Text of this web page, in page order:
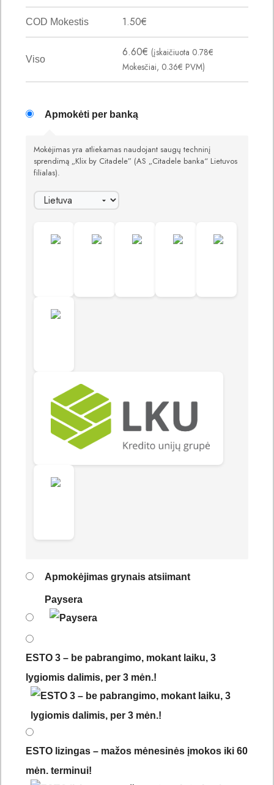
COD Mokestis 1.50€
Viso
6.60€ (įskaičiuota 0.78€
Mokesčiai, 0.36€ PVM)
Apmokėti per banką
Mokėjimas yra atliekamas naudojant saugų techninį
sprendimą „Klix by Citadele” (AS „Citadele banka“ Lietuvos
filialas).
Apmokėjimas grynais atsiimant
Paysera
ESTO 3 – be pabrangimo, mokant laiku, 3
lygiomis dalimis, per 3 mėn.!
ESTO lizingas – mažos mėnesinės įmokos iki 60
mėn. terminui!